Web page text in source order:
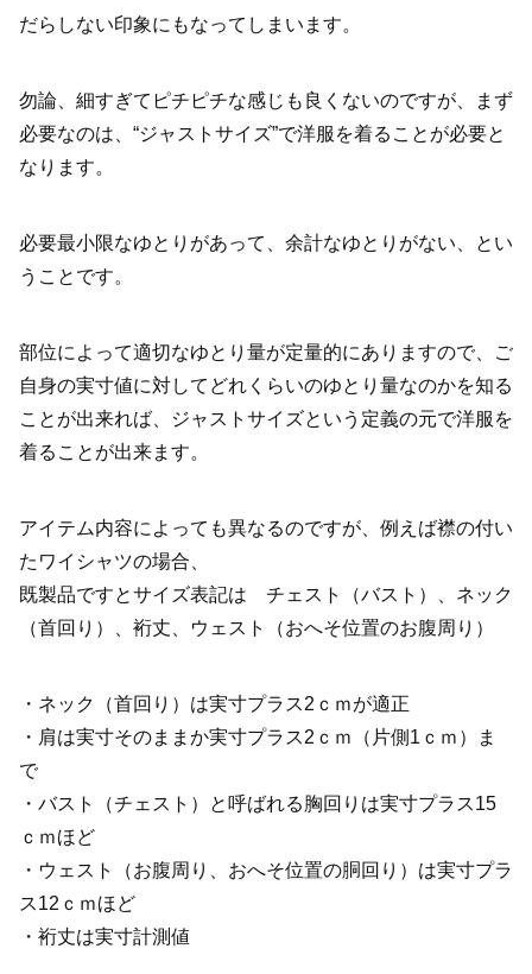
だらしない印象にもなってしまいます。
勿論、細すぎてピチピチな感じも良くないのですが、まず
必要なのは、“ジャストサイズ”で洋服を着ることが必要と
なります。
必要最小限なゆとりがあって、余計なゆとりがない、とい
うことです。
部位によって適切なゆとり量が定量的にありますので、ご
自身の実寸値に対してどれくらいのゆとり量なのかを知る
ことが出来れば、ジャストサイズという定義の元で洋服を
着ることが出来ます。
アイテム内容によっても異なるのですが、例えば襟の付い
たワイシャツの場合、
既製品ですとサイズ表記は チェスト（バスト）、ネック
（首回り）、裄丈、ウェスト（おへそ位置のお腹周り）
・ネック（首回り）は実寸プラス2 ｃｍが適正
・肩は実寸そのままか実寸プラス2 ｃｍ（片側 1 ｃｍ）ま
で
・バスト（チェスト）と呼ばれる胸回りは実寸プラス15
ｃｍほど
・ウェスト（お腹周り、おへそ位置の胴回り）は実寸プラ
ス12 ｃｍほど
・裄丈は実寸計測値